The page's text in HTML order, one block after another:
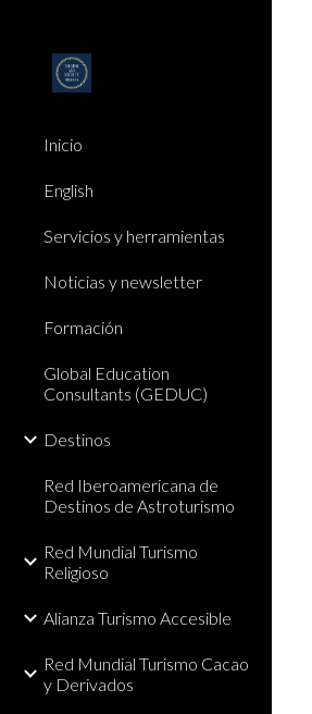
Inicio
English
Servicios y herramientas
Noticias y newsletter
Formación
Global Education
Consultants (GEDUC)
Destinos
Red Iberoamericana de
Destinos de Astroturismo
Red Mundial Turismo
Religioso
Alianza Turismo Accesible
Red Mundial Turismo Cacao
y Derivados